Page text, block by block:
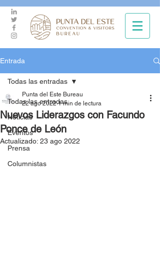
Entrada
Todas las entradas
Noticias
Eventos
Prensa
Columnistas
Todas las entradas
Nuevos Liderazgos con Facundo
Ponce de León
Punta del Este Bureau
22 ago 2022 1 min de lectura
Actualizado: 23 ago 2022